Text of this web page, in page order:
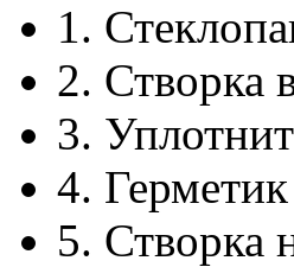
1.
2. Створка
3.
4.
5. Створка